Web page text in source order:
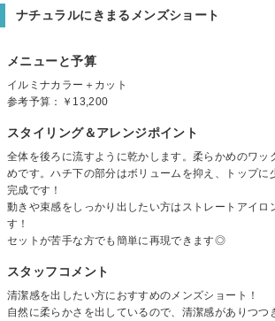
ナチュラルにきまるメンズショート
メニューと予算
イルミナカラー＋カット
参考予算：
￥13,200
スタイリング＆アレンジポイント
全体を後ろに流すように乾かします。柔らかめのワッ
めです。ハチ下の部分はボリュームを抑え、トップに
完成です！
動きや束感をしっかり出したい方はストレートアイロ
す！
セットが苦手な方でも簡単に再現できます◎
スタッフコメント
清潔感を出したい方におすすめのメンズショート！
自然に柔らかさを出しているので、清潔感がありつつ